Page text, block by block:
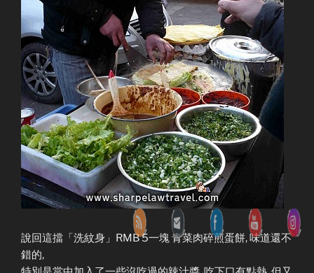
說回這擋「洗紋身」RMB 5一塊 青菜肉碎煎蛋餅, 味道還不
錯的,